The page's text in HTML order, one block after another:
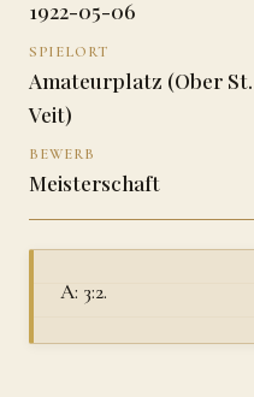
1922-05-06
SPIELORT
Amateurplatz (Ober St.
Veit)
BEWERB
Meisterschaft
A: 3:2.